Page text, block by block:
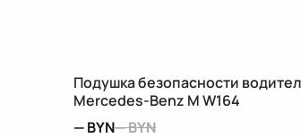
Подушка безопасности
Mercedes-Benz M W164
—BYN—BYN